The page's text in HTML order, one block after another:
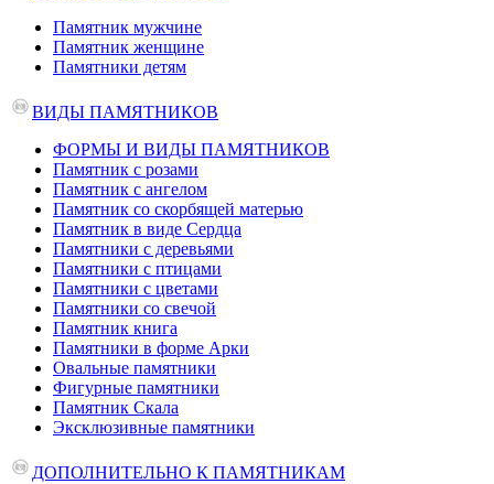
Памятник мужчине
Памятник женщине
Памятники детям
ВИДЫ ПАМЯТНИКОВ
ФОРМЫ И ВИДЫ ПАМЯТНИКОВ
Памятник с розами
Памятник с ангелом
Памятник со скорбящей матерью
Памятник в виде Сердца
Памятники с деревьями
Памятники с птицами
Памятники с цветами
Памятники со свечой
Памятник книга
Памятники в форме Арки
Овальные памятники
Фигурные памятники
Памятник Скала
Эксклюзивные памятники
ДОПОЛНИТЕЛЬНО К ПАМЯТНИКАМ